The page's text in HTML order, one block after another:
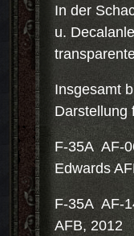
In der
u.
Insgesamt
Darstellung
F-35A AF-
Edwards
F-35A AF-
AFB, 2012